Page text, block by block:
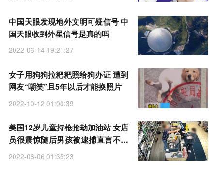
中国天眼发现地外文明可疑信号 中
国天眼收到外星信号是真的吗
2022-06-14 19:21:27
女子用狗狗拉粑粑照给狗办证 遭到
网友“嘲笑”且5年以后才能换照片
2022-10-12 01:00:39
美国12岁儿童持枪抢劫加油站 女店
员很震惊随后男孩被逮捕直言不是
为了钱
2022-06-06 01:35:23